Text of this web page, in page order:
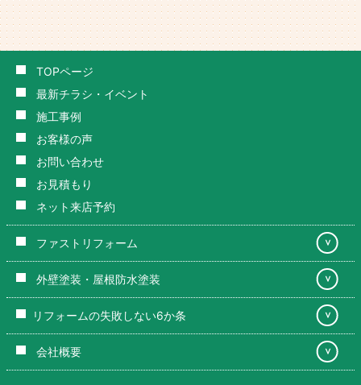
TOPページ
最新チラシ・イベント
施工事例
お客様の声
お問い合わせ
お見積もり
ネット来店予約
ファストリフォーム ＞
外壁塗装・屋根防水塗装 ＞
リフォームの失敗しない6か条 ＞
会社概要 ＞